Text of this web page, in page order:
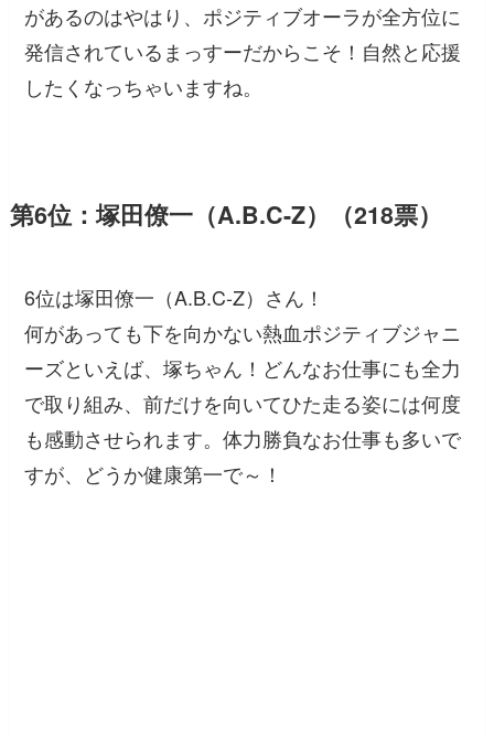
があるのはやはり、ポジティブオーラが全方位に
発信されているまっすーだからこそ！自然と応援
したくなっちゃいますね。
第6位：塚田僚一（A.B.C-Z）（218票）
6位は塚田僚一（A.B.C-Z）さん！
何があっても下を向かない熱血ポジティブジャニ
ーズといえば、塚ちゃん！どんなお仕事にも全力
で取り組み、前だけを向いてひた走る姿には何度
も感動させられます。体力勝負なお仕事も多いで
すが、どうか健康第一で～！